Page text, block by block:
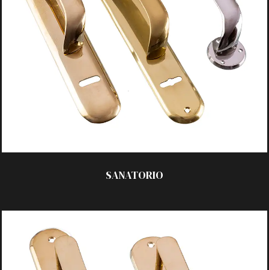
_ Laqueado
TECNOLOGÍA:
_ C/Chapa 48×250 mm
_ C/Chapa Bombe 48×250 mm
_ C/Roseta redonda
_ C/Tornillo oculto antirrobo
SANATORIO